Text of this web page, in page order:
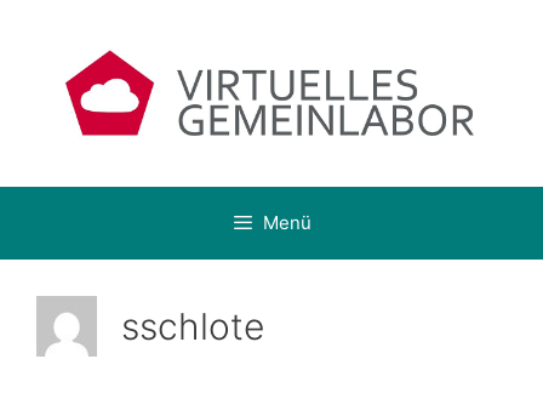
springen
Menü
sschlote